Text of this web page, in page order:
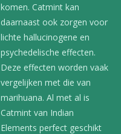
komen. Catmint kan
daarnaast ook zorgen voor
lichte hallucinogene en
psychedelische effecten.
Deze effecten worden vaak
vergelijken met die van
marihuana. Al met al is
Catmint van Indian
Elements perfect geschikt